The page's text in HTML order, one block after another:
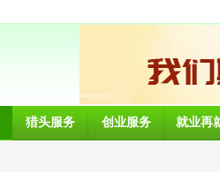
猎头服务 创业服务 就业再